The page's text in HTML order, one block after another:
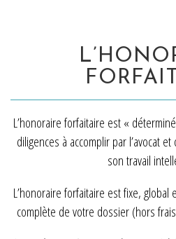
L’honoraire forfaitaire est «
diligences à accomplir par l’avocat
son travail
L’honoraire forfaitaire est fixe,
complète de votre dossier (hors